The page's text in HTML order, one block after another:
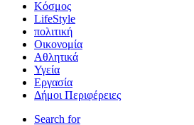
Κόσμος
LifeStyle
πολιτική
Οικονομία
Αθλητικά
Υγεία
Εργασία
Δήμοι Περιφέρειες
Search for